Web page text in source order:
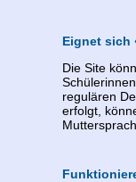
Eignet sich
Die Site
regulären
erfolgt,